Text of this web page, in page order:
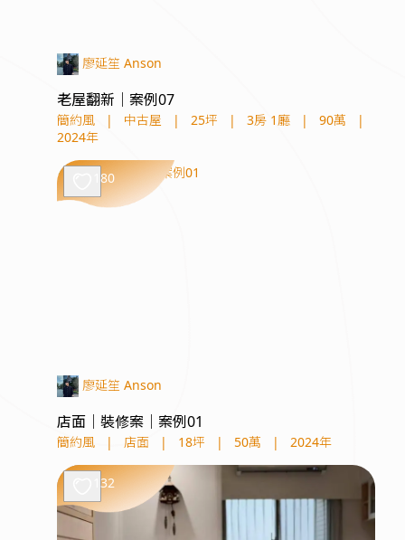
廖延笙 Anson
老屋翻新｜案例07
簡約風 | 中古屋 | 25坪 | 3房 1廳 | 90萬
|
2024年
180
廖延笙 Anson
店面｜裝修案｜案例01
簡約風 | 店面 | 18坪 | 50萬 | 2024年
132